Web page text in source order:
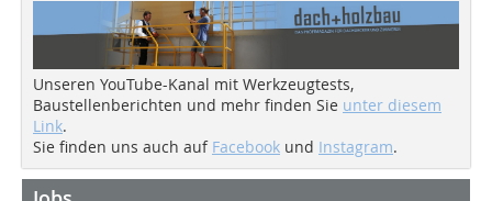
Unseren YouTube-Kanal mit Werkzeugtests,
Baustellenberichten und mehr finden Sie unter diesem
Link.
Sie finden uns auch auf Facebook und Instagram.